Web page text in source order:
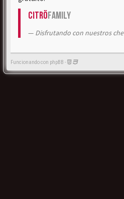
CitröFamily
Disfrutando con nuestros
Funcionando con phpBB -